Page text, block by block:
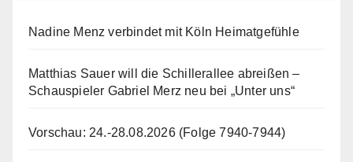
Nadine Menz verbindet mit Köln Heimatgefühle
Matthias Sauer will die Schillerallee abreißen –
Schauspieler Gabriel Merz neu bei „Unter uns“
Vorschau: 24.-28.08.2026 (Folge 7940-7944)